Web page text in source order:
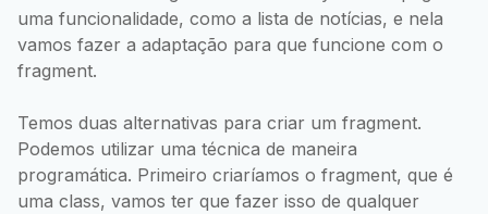
uma funcionalidade, como a lista de notícias, e nela
vamos fazer a adaptação para que funcione com o
fragment.
Temos duas alternativas para criar um fragment.
Podemos utilizar uma técnica de maneira
programática. Primeiro criaríamos o fragment, que é
uma class, vamos ter que fazer isso de qualquer